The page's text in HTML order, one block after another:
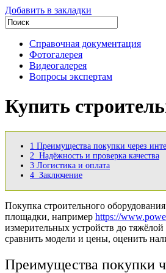
Добавить в закладки
Справочная документация
Фотогалерея
Видеогалерея
Вопросы экспертам
Купить
1 Преимущества покупки через
2 Надёжность и проверка качества
3 Логистика и оплата
4 Заключение
Покупка строительного
площадки, например https://
измерительных устройств до
сравнить модели и цены, оценить
Преимущества покупки